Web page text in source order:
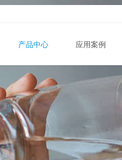
产品中心 应用案例